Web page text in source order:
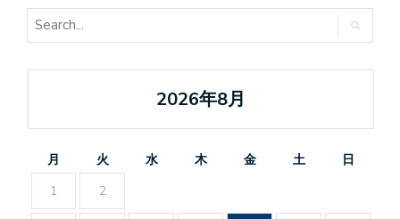
2026年8月
月 火 水 木 金 土
日
1
2